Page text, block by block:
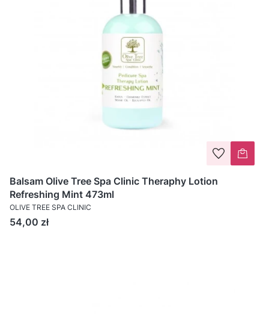
Balsam Olive Tree Spa Clinic Theraphy Lotion
Refreshing Mint 473ml
OLIVE TREE SPA CLINIC
Cena
54,00 zł